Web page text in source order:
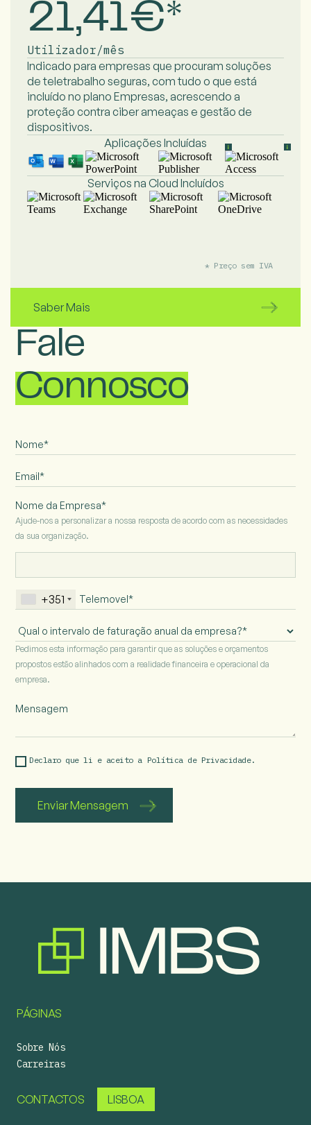
21,41€*
Utilizador/mês
Indicado para empresas que procuram soluções
de teletrabalho seguras, com tudo o que está
incluído no plano Empresas, acrescendo a
proteção contra ciberameaças e gestão de
dispositivos.
Aplicações Incluídas
Serviços na Cloud Incluídos
* Preço sem IVA
Saber Mais
Fale
Connosco
Nome da Empresa*
Ajude-nos a personalizar a nossa resposta de acordo com as necessidades
da sua organização.
+351
Intervalo
de
faturação
empresa
Pedimos esta informação para garantir que as soluções e orçamentos
propostos estão alinhados com a realidade financeira e operacional da
empresa.
Declaro que li e aceito a Política de Privacidade.
PÁGINAS
Sobre Nós
Carreiras
CONTACTOS LISBOA